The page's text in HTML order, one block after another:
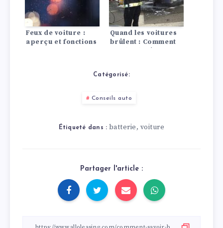
Feux de voiture :
aperçu et fonctions
Quand les voitures
brûlent : Comment
Catégorisé:
Conseils auto
Étiqueté dans : batterie, voiture
Partager l'article :